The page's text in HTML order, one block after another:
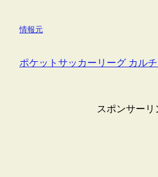
情報元
ポケットサッカーリーグ カル
スポンサーリ